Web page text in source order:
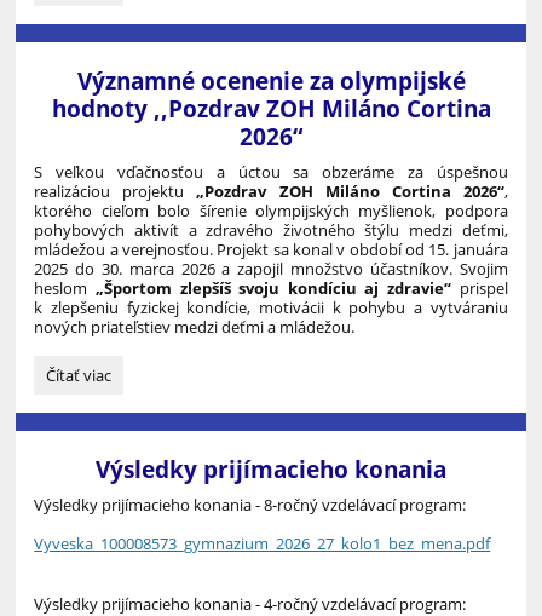
Day
Významné ocenenie za olympijské
hodnoty ,,Pozdrav ZOH Miláno Cortina
2026“
S veľkou vďačnosťou a úctou sa obzeráme za úspešnou
realizáciou projektu „Pozdrav ZOH Miláno Cortina 2026“,
ktorého cieľom bolo šírenie olympijských myšlienok, podpora
pohybových aktivít a zdravého životného štýlu medzi deťmi,
mládežou a verejnosťou. Projekt sa konal v období od 15. januára
2025 do 30. marca 2026 a zapojil množstvo účastníkov. Svojim
heslom „Športom zlepšíš svoju kondíciu aj zdravie“ prispel
k zlepšeniu fyzickej kondície, motivácii k pohybu a vytváraniu
nových priateľstiev medzi deťmi a mládežou.
Významné
za
hodnoty
,,Pozdrav
ZOH
Cortina
Čítať viac
Výsledky prijímacieho konania
Výsledky prijímacieho konania - 8-ročný vzdelávací program:
Vyveska_100008573_gymnazium_2026_27_kolo1_bez_mena.pdf
Výsledky prijímacieho konania - 4-ročný vzdelávací program: